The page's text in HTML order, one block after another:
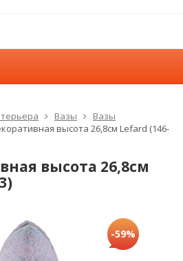
Вазы
Вазы
высота 26,8см Lefard (146-
высота 26,8см
-59%